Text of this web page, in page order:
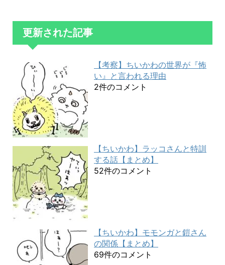
更新された記事
【考察】ちいかわの世界が『怖
い』と言われる理由
2件のコメント
【ちいかわ】ラッコさんと特訓
する話【まとめ】
52件のコメント
【ちいかわ】モモンガと鎧さん
の関係【まとめ】
69件のコメント